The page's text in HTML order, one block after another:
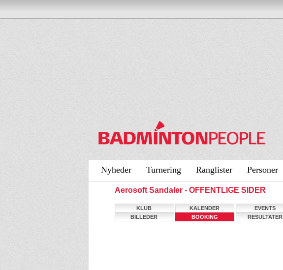
Nyheder Turnering Ranglister Personer
Aerosoft Sandaler - OFFENTLIGE SIDER
KLUB KALENDER EVENTS
BILLEDER
BOOKING RESULTATER